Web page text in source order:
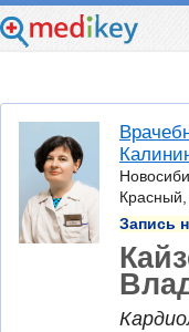
Запись